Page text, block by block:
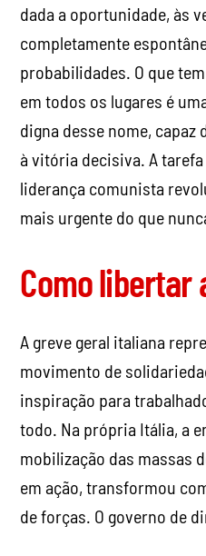
dada a oportunidade, às
completamente
probabilidades. O que
em todos os lugares é
digna desse nome,
à vitória decisiva. A
liderança comunista
mais urgente do que
Como libertar
A greve geral italiana
movimento de
inspiração para
todo. Na própria Itália, a
mobilização das massas
em ação, transformou
de forças. O governo de